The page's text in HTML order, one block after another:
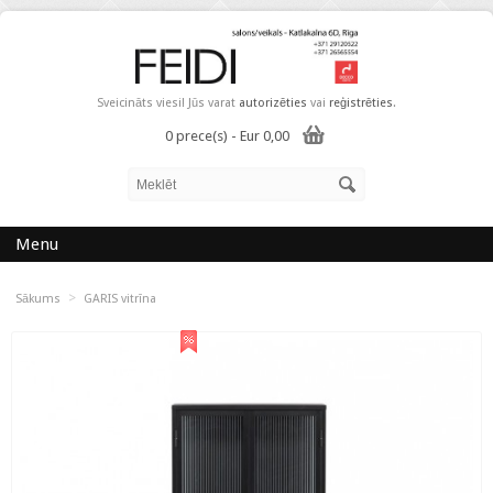
Sveicināts viesi! Jūs varat autorizēties vai reģistrēties.
0 prece(s) - Eur 0,00
Menu
Sākums > GARIS vitrīna